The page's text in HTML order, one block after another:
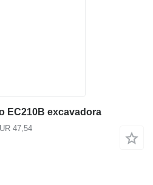
EC210B excavadora
47,54